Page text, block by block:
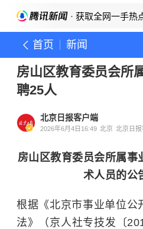
· 获取全网一手热
首页 新闻
房山区教育委员会所
聘25人
北京日报客户端
2026年6月4日16:49 北京 北京日
房山区教育委员会所属事
术人员的公
根据《北京市事业单位公
法》（京人社专技发〔